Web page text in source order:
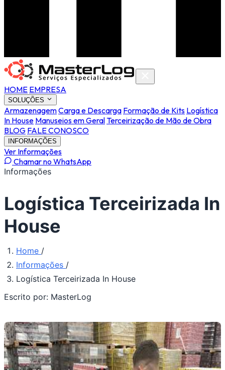
HOME EMPRESA
SOLUÇÕES
ArmazenagemCarga e Descarga Formação de Kits Logística
In House Manuseios em GeralTerceirização de Mão de Obra
BLOG FALE CONOSCO
INFORMAÇÕES
Ver Informações
Chamar no WhatsApp
Informações
Logística Terceirizada In
House
Home /
Informações /
Logística Terceirizada In House
Escrito por: MasterLog